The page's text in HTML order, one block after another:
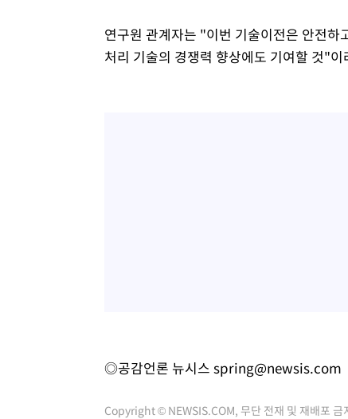
연구원 관계자는 "이번 기술이전은 안전하
처리 기술의 경쟁력 향상에도 기여할 것"이
◎공감언론 뉴시스 spring@newsis.com
Copyright © NEWSIS.COM, 무단 전재 및 재배포 금